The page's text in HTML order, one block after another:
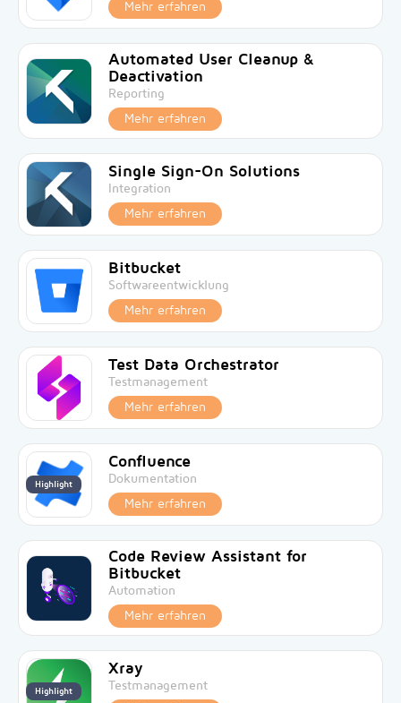
Mehr erfahren
Automated User Cleanup &
Deactivation
Reporting
Mehr erfahren
Single Sign-On Solutions
Integration
Mehr erfahren
Bitbucket
Softwareentwicklung
Mehr erfahren
Test Data Orchestrator
Testmanagement
Mehr erfahren
Highlight
Confluence
Dokumentation
Mehr erfahren
Code Review Assistant for
Bitbucket
Automation
Mehr erfahren
Highlight
Xray
Testmanagement